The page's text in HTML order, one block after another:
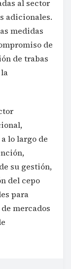
al sector
adicionales.
medidas
de
de trabas
lo largo de
su gestión,
del cepo
para
mercados